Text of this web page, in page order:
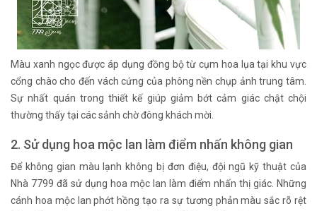
Màu xanh ngọc được áp dụng đồng bộ từ cụm hoa lụa tại khu vực
cổng chào cho đến vách cứng của phông nền chụp ảnh trung tâm.
Sự nhất quán trong thiết kế giúp giảm bớt cảm giác chật chội
thường thấy tại các sảnh chờ đông khách mời.
2. Sử dụng hoa mộc lan làm điểm nhấn không gian
Để không gian màu lạnh không bị đơn điệu, đội ngũ kỹ thuật của
Nhà 7799 đã sử dụng hoa mộc lan làm điểm nhấn thị giác. Những
cánh hoa mộc lan phớt hồng tạo ra sự tương phản màu sắc rõ rệt